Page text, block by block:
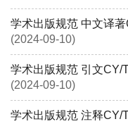
学术出版规范 中文译
(2024-09-10)
学术出版规范 引文
(2024-09-10)
学术出版规范 注释